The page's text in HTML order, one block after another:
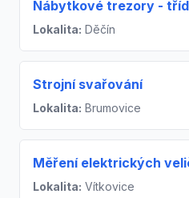
Nábytkové trezory -
Lokalita: Děčín
Strojní svařování
Lokalita: Brumovice
Měření elektrických
Lokalita: Vítkovice